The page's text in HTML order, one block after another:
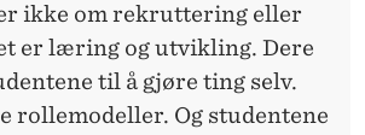
ikke om rekruttering eller
er læring og utvikling. Dere
til å gjøre ting selv.
rollemodeller. Og studentene